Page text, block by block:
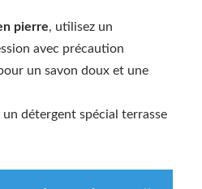
pierre, utilisez un
avec précaution
un savon doux et une
un détergent spécial terrasse